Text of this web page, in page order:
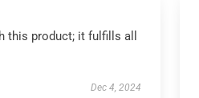
this product; it fulfills all
Dec 4, 2024